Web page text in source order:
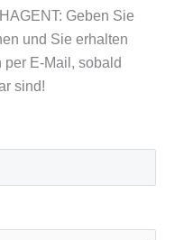
Geben Sie
und Sie erhalten
E-Mail, sobald
sind!